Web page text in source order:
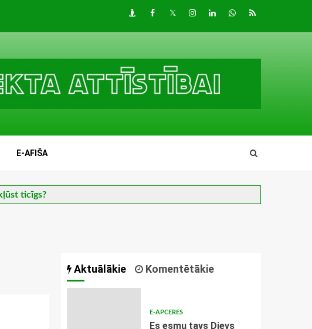
DraugiemFacebook
TwitterInstagram
LinkedInwhatsapp
RSS
E-AFIŠA
ticīgs?
Aktuālākie Komentētākie
E-APCERES
Es esmu tavs Dievs